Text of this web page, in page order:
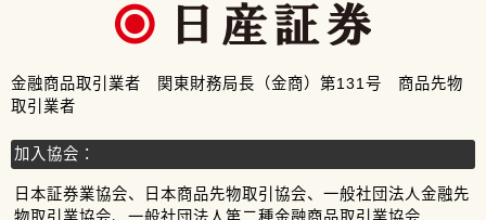
金融商品取引業者 関東財務局長（金商）第131号 商品先物
取引業者
加入協会：
日本証券業協会、日本商品先物取引協会、一般社団法人金融先